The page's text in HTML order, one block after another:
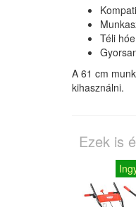
Téli
A 61 cm
kihasználni.
Ezek is